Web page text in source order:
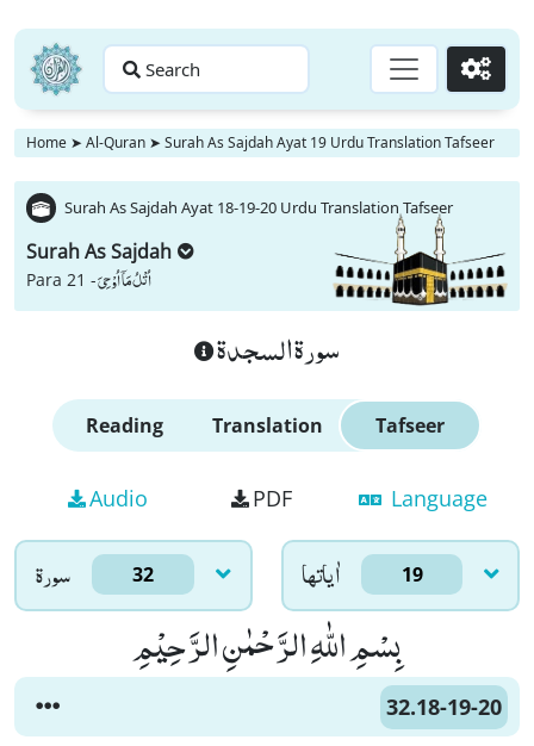
Search Go
Home ➤ Al-Quran ➤ Surah As Sajdah Ayat 19 Urdu Translation Tafseer
Surah As Sajdah Ayat 18-19-20 Urdu Translation Tafseer
Surah As Sajdah
Para 21 -اُتْلُ مَاۤ اُوْحِیَ
سورة السجدة
Reading Translation Tafseer
Audio PDF Language
سورۃ 32 اٰياتها 19
بِسْمِ اللّٰهِ الرَّحْمٰنِ الرَّحِیْمِ
32.18-19-20